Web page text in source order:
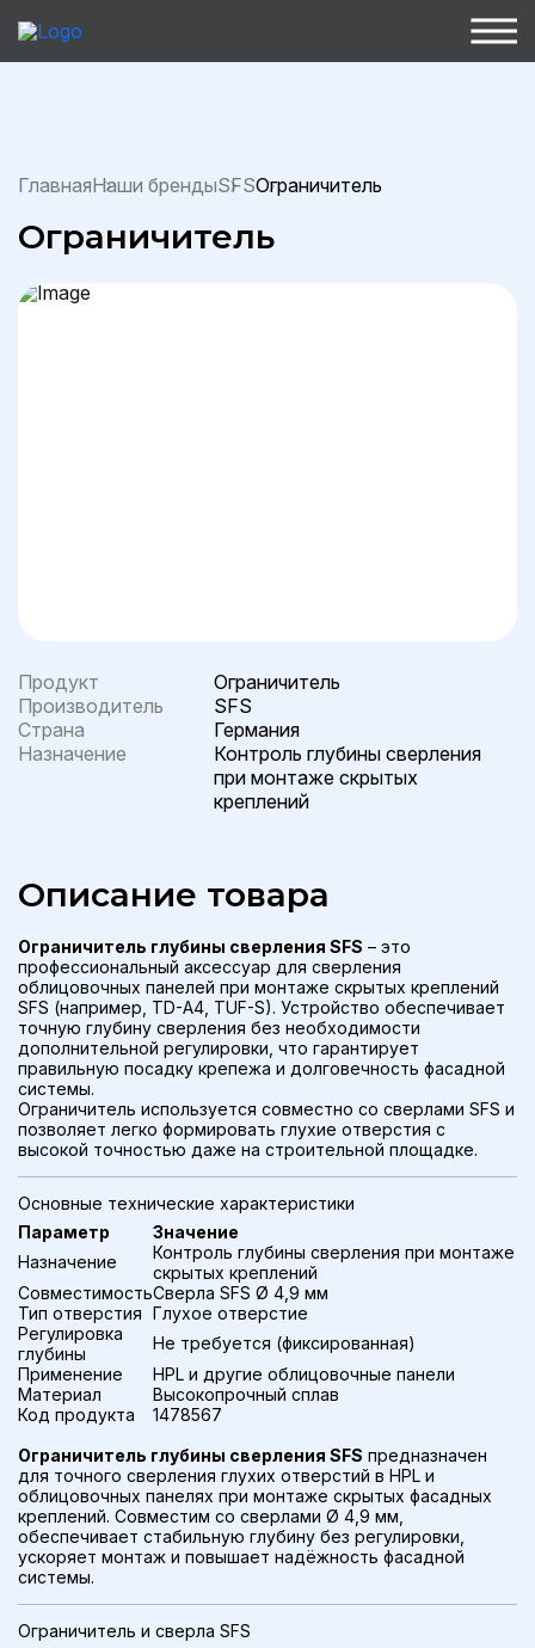
ГлавнаяНаши брендыSFSОграничитель
Ограничитель
Продукт
Ограничитель
Производитель
SFS
Страна
Германия
Назначение
Контроль глубины сверления
при монтаже скрытых
креплений
Описание товара
Ограничитель глубины сверления SFS – это
профессиональный аксессуар для сверления
облицовочных панелей при монтаже скрытых креплений
SFS (например, TD-A4, TUF-S). Устройство обеспечивает
точную глубину сверления без необходимости
дополнительной регулировки, что гарантирует
правильную посадку крепежа и долговечность фасадной
системы.
Ограничитель используется совместно со сверлами SFS и
позволяет легко формировать глухие отверстия с
высокой точностью даже на строительной площадке.
Основные технические характеристики
Параметр
Значение
Назначение
Контроль глубины сверления при монтаже
скрытых креплений
СовместимостьСверла SFS Ø 4,9 мм
Тип отверстия Глухое отверстие
Регулировка
глубины
Не требуется (фиксированная)
Применение
HPL и другие облицовочные панели
Материал
Высокопрочный сплав
Код продукта
1478567
Ограничитель глубины сверления SFS предназначен
для точного сверления глухих отверстий в HPL и
облицовочных панелях при монтаже скрытых фасадных
креплений. Совместим со сверлами Ø 4,9 мм,
обеспечивает стабильную глубину без регулировки,
ускоряет монтаж и повышает надёжность фасадной
системы.
Ограничитель и сверла SFS